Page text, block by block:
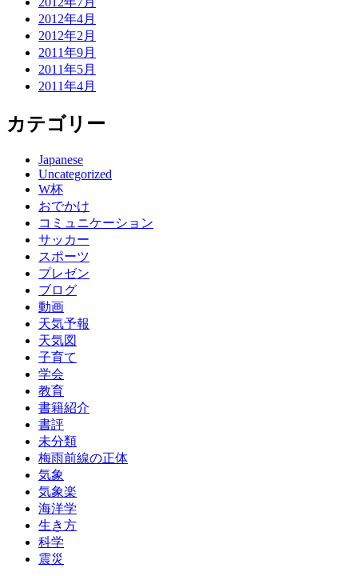
2012年4月
2012年2月
2011年9月
2011年5月
2011年4月
カテゴリー
Japanese
Uncategorized
W杯
おでかけ
コミュニケーション
サッカー
スポーツ
プレゼン
ブログ
動画
天気予報
天気図
子育て
学会
教育
書籍紹介
書評
未分類
梅雨前線の正体
気象
気象楽
海洋学
生き方
科学
震災